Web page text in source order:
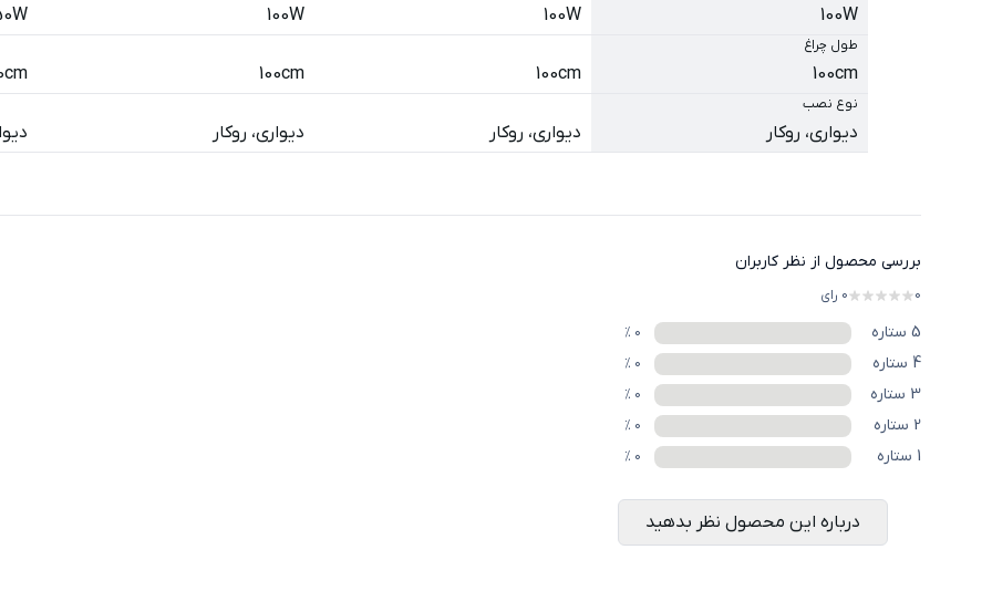
100W
100W
100W
طول چراغ
100cm
100cm
100cm
نوع نصب
دیواری، روکار دیواری، روکار دیواری، روکار
بررسی محصول از نظر کاربران
0
0 رای
5 ستاره 0
%
4 ستاره 0
%
3 ستاره 0
%
2 ستاره 0
%
1 ستاره 0
%
درباره این محصول نظر بدهید